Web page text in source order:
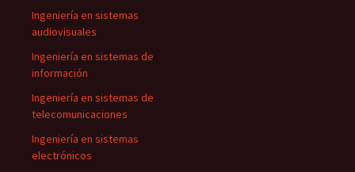
Ingeniería en sistemas
audiovisuales
Ingeniería en sistemas de
información
Ingeniería en sistemas de
telecomunicaciones
Ingeniería en sistemas
electrónicos